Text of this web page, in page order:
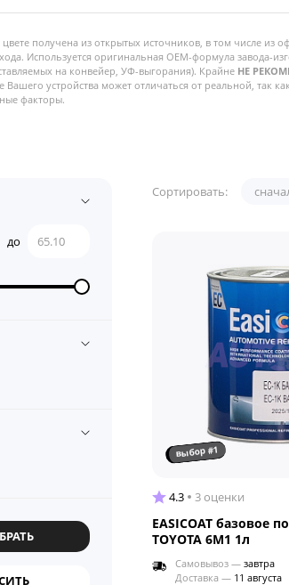
получена из открытых источников, в том числе из
Используется оригинальная OEM-формула завода-
на конвейер, УФ-выгорания). Крайне НЕ
Вашего устройства может отличаться от реальной, так
факторы.
до
Сортировать:
выбор #1
4.3 3 оценки
EASICOAT базовое
TOYOTA 6M1 1л
Самовывоз — завтра
Доставка — 11 августа